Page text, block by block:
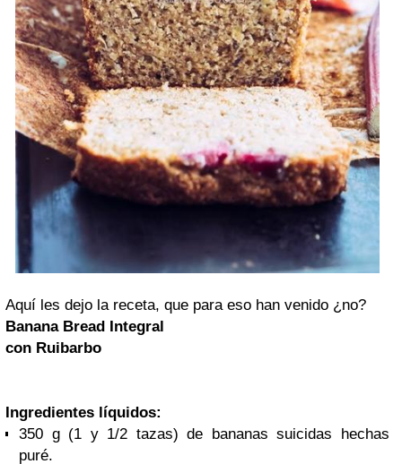
Aquí les dejo la receta, que para eso han venido ¿no?
Banana Bread Integral
con Ruibarbo
Ingredientes líquidos:
350 g (1 y 1/2 tazas) de bananas suicidas hechas
puré.